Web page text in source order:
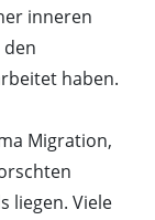
inneren
haben.
Migration,
liegen. Viele